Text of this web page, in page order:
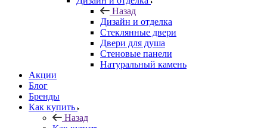
Назад
Дизайн и отделка
Стеклянные двери
Двери для душа
Стеновые панели
Натуральный камень
Акции
Блог
Бренды
Как купить
Назад